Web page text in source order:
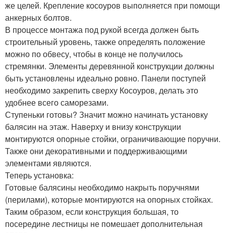
же целей. Крепление косоуров выполняется при помощи
анкерных болтов.
В процессе монтажа под рукой всегда должен быть
строительный уровень, также определять положение
можно по обвесу, чтобы в конце не получилось
стремянки. Элементы деревянной конструкции должны
быть установлены идеально ровно. Панели поступей
необходимо закрепить сверху Косоуров, делать это
удобнее всего саморезами.
Ступеньки готовы? Значит можно начинать установку
балясин на этаж. Наверху и внизу конструкции
монтируются опорные стойки, ограничивающие поручни.
Также они декоративными и поддерживающими
элементами являются.
Теперь установка:
Готовые балясины необходимо накрыть поручнями
(перилами), которые монтируются на опорных стойках.
Таким образом, если конструкция большая, то
посередине лестницы не помешает дополнительная